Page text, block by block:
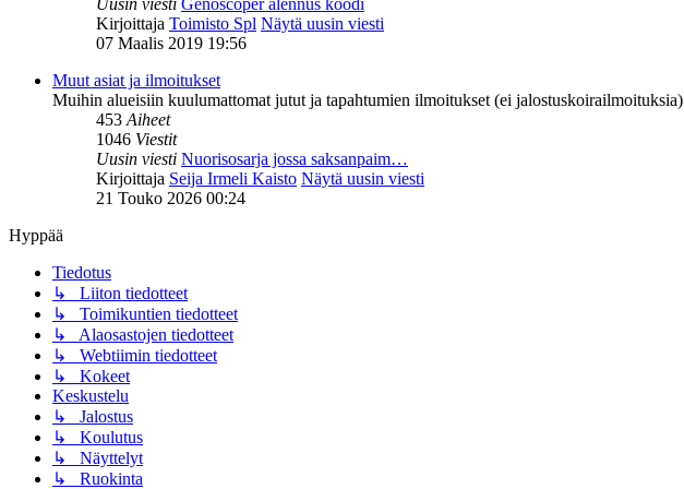
Uusin viesti Genoscoper alennus koodi
Kirjoittaja Toimisto Spl Näytä uusin viesti
07 Maalis 2019 19:56
Muut asiat ja ilmoitukset
Muihin alueisiin kuulumattomat jutut ja tapahtumien ilmoitukset (ei jalostuskoirailmoituksia)
453 Aiheet
1046 Viestit
Uusin viesti Nuorisosarja jossa saksanpaim…
Kirjoittaja Seija Irmeli Kaisto Näytä uusin viesti
21 Touko 2026 00:24
Hyppää
Tiedotus
↳ Liiton tiedotteet
↳ Toimikuntien tiedotteet
↳ Alaosastojen tiedotteet
↳ Webtiimin tiedotteet
↳ Kokeet
Keskustelu
↳ Jalostus
↳ Koulutus
↳ Näyttelyt
↳ Ruokinta